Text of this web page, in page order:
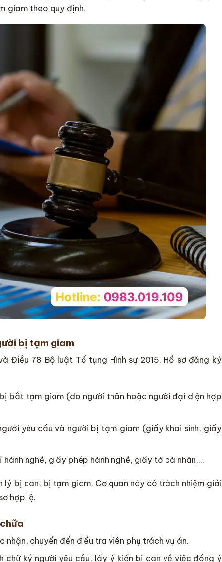
giam theo quy định.
bị tạm giam
Điều 78 Bộ luật Tố tụng Hình sự 2015. Hồ sơ đăng ký
bắt tạm giam (do người thân hoặc người đại diện hợp
yêu cầu và người bị tạm giam (giấy khai sinh, giấy
nghề, giấy phép hành nghề, giấy tờ cá nhân,…
lý bị can, bị tạm giam. Cơ quan này có trách nhiệm giải
hợp lệ.
nhận, chuyển đến điều tra viên phụ trách vụ án.
chữ ký người yêu cầu, lấy ý kiến bị can về việc đồng ý